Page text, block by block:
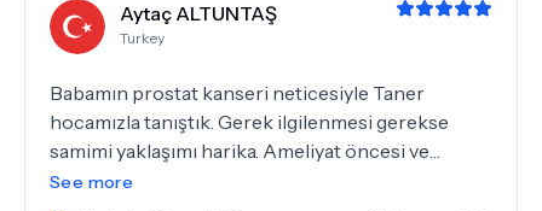
Aytaç ALTUNTAŞ
Turkey
Babamın prostat kanseri neticesiyle Taner
hocamızla tanıştık. Gerek ilgilenmesi gerekse
samimi yaklaşımı harika. Ameliyat öncesi ve
sonrasında ilgisi alakası eksik olmadı. Babacan
See more